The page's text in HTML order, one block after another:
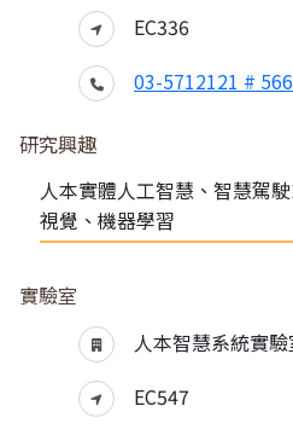
EC336
03-5712121 #
研究興趣
人本實體人工智慧、智慧駕
視覺、機器學習
實驗室
人本智慧系統實驗
EC547